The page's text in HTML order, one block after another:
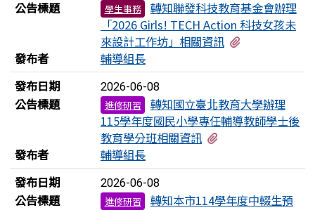
公告標題 學生事務
轉知聯發科技教育基金會辦理
「2026 Girls! TECH Action 科技女孩未
來設計工作坊」相關資訊
發布者
輔導組長
發布日期
2026-06-08
公告標題 進修研習
轉知國立臺北教育大學辦理
115學年度國民小學專任輔導教師學士後
教育學分班相關資訊
發布者
輔導組長
發布日期
2026-06-08
公告標題 進修研習
轉知本市114學年度中輟生預